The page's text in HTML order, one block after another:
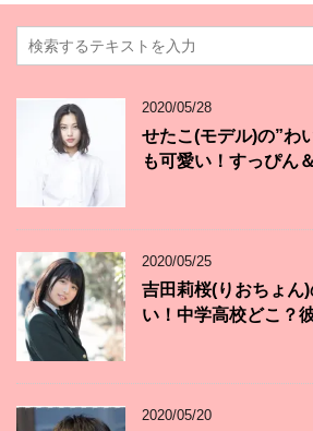
2020/05/28
せたこ(モデル)の”わ
も可愛い！すっぴん
2020/05/25
吉田莉桜(りおちょん
い！中学高校どこ？
2020/05/20